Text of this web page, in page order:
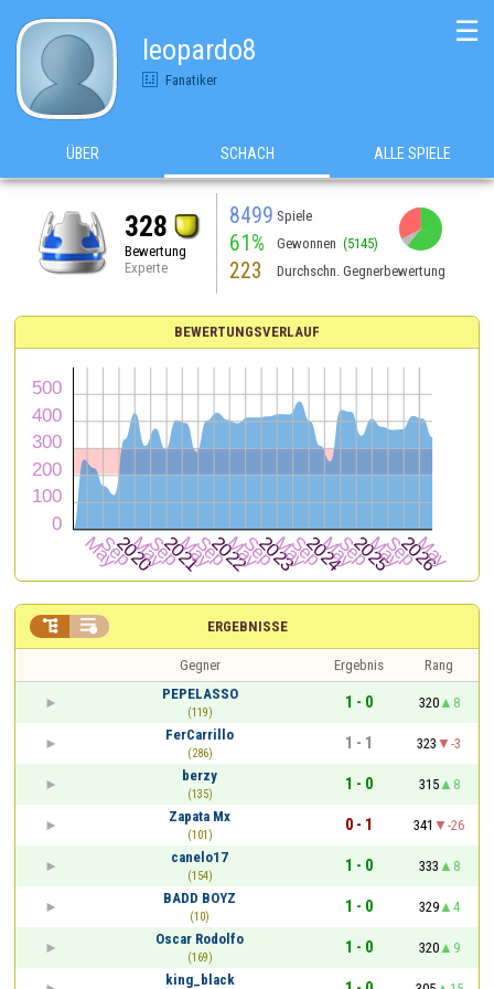
leopardo8
Fanatiker
☰
ÜBER SCHACH ALLE SPIELE
328
Bewertung
Experte
8499 Spiele
61% Gewonnen (5145)
223 Durchschn. Gegnerbewertung
BEWERTUNGSVERLAUF
ERGEBNISSE
 
Gegner Ergebnis
Rang
PEPELASSO
(119)
1 - 0 320
8
FerCarrillo
(286)
1 - 1 323
-3
berzy
(135)
1 - 0 315
8
Zapata Mx
(101)
0 - 1 341
-26
canelo17
(154)
1 - 0 333
8
BADD BOYZ
(10)
1 - 0 329
4
Oscar Rodolfo
(169)
1 - 0 320
9
king_black